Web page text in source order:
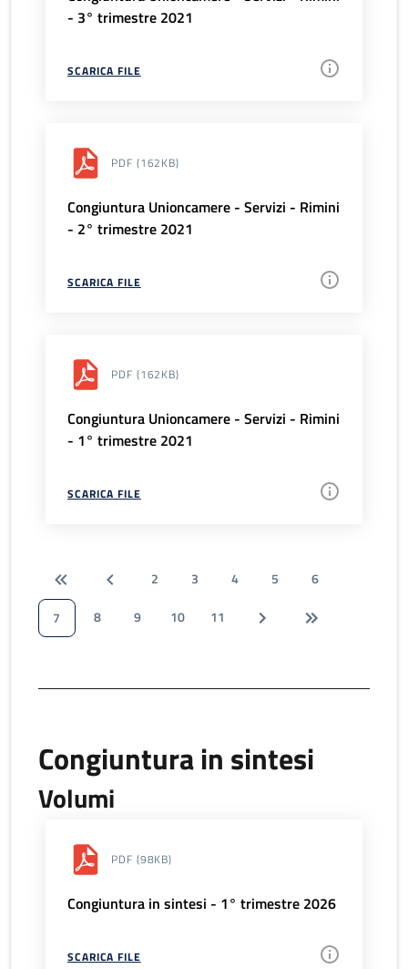
- 3° trimestre 2021
SCARICA FILE
PDF (162KB)
Congiuntura Unioncamere - Servizi - Rimini
- 2° trimestre 2021
SCARICA FILE
PDF (162KB)
Congiuntura Unioncamere - Servizi - Rimini
- 1° trimestre 2021
SCARICA FILE
2 3 4 5
6
7
8 9 10 11
Congiuntura in sintesi
Volumi
PDF (98KB)
Congiuntura in sintesi - 1° trimestre 2026
SCARICA FILE